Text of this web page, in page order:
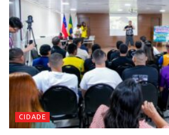
CIDADE